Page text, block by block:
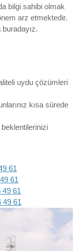
bilgi sahibi olmak
arz etmektedir.
uydu çözümleri
kısa sürede
61
61
49 61
49 61